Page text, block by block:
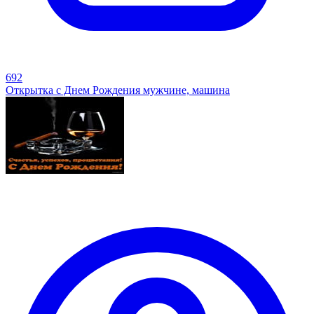
692
Открытка с Днем Рождения мужчине, машина